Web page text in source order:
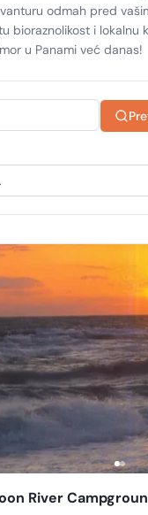
odmah pred
bioraznolikost i lokalnu
u Panami već danas!
River